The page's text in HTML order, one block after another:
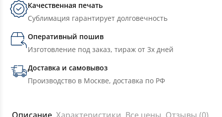
Качественная печать
Сублимация гарантирует долговечность
Оперативный пошив
Изготовление под заказ, тираж от 3х дней
Доставка и самовывоз
Производство в Москве, доставка по РФ